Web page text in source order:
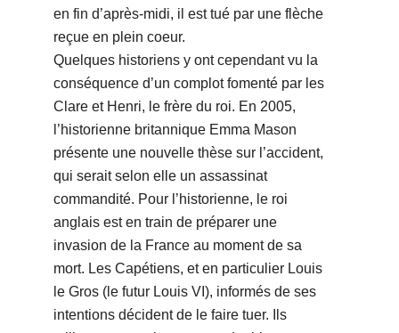
en fin d’après-midi, il est tué par une flèche
reçue en plein coeur.
Quelques historiens y ont cependant vu la
conséquence d’un complot fomenté par les
Clare et Henri, le frère du roi. En 2005,
l’historienne britannique Emma Mason
présente une nouvelle thèse sur l’accident,
qui serait selon elle un assassinat
commandité. Pour l’historienne, le roi
anglais est en train de préparer une
invasion de la France au moment de sa
mort. Les Capétiens, et en particulier Louis
le Gros (le futur Louis VI), informés de ses
intentions décident de le faire tuer. Ils